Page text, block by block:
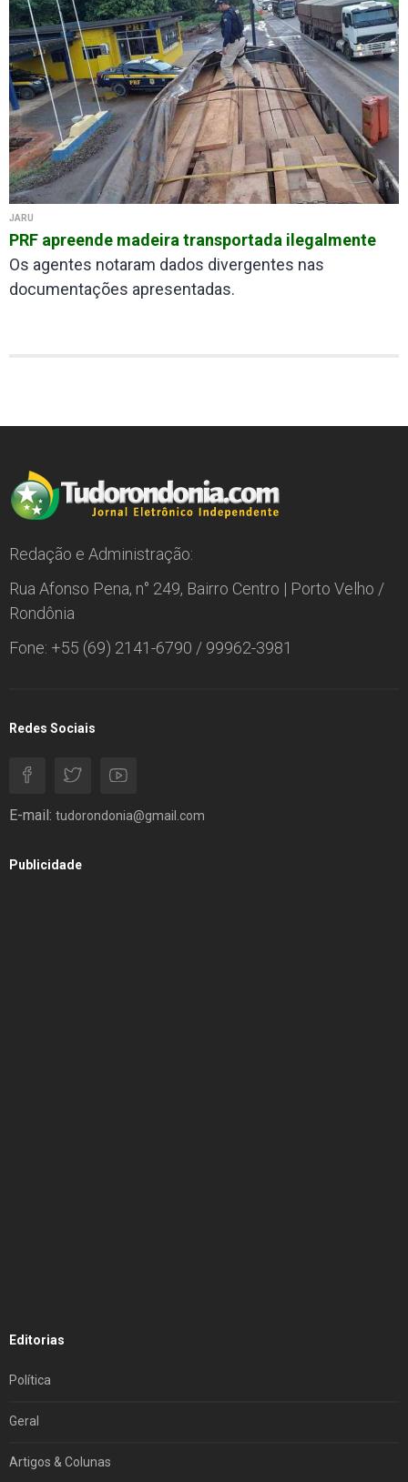
JARU
PRF apreende madeira transportada ilegalmente
Os agentes notaram dados divergentes nas
documentações apresentadas.
Redação e Administração:
Rua Afonso Pena, n° 249, Bairro Centro | Porto Velho /
Rondônia
Fone: +55 (69) 2141-6790 / 99962-3981
Redes Sociais
E-mail: tudorondonia@gmail.com
Publicidade
Editorias
Política
Geral
Artigos & Colunas